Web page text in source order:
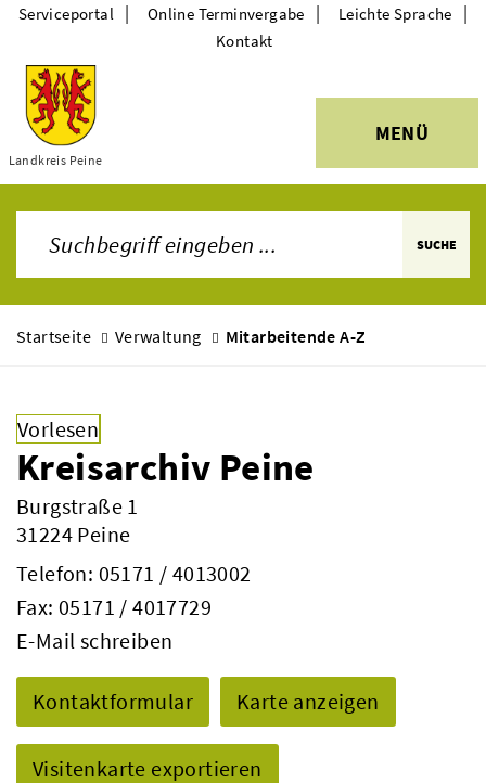
Themen
Landkreis Peine
MENÜ
Serviceportal | Online Terminvergabe | Leichte Sprache |
Kontakt
SUCHE
Startseite Verwaltung Mitarbeitende A-Z
Vorlesen
Kreisarchiv Peine
Burgstraße 1
31224 Peine
Telefon: 05171 / 4013002
Fax: 05171 / 4017729
E-Mail schreiben
Kontaktformular Karte anzeigen
Visitenkarte exportieren